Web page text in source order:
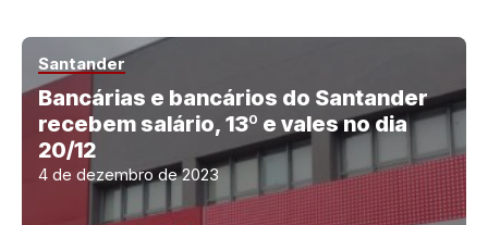
Santander
Bancárias e bancários do Santander
recebem salário, 13º e vales no dia
20/12
4 de dezembro de 2023